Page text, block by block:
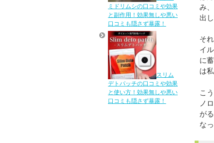
み
出
そ
イ
に
は
こ
ノ
が
な
ミドリムシの口コミや効果
と副作用！効果無しや悪い
口コミも隠さず暴露！
スリム
デトパッチの口コミや効果
と使い方！効果無しや悪い
口コミも隠さず暴露！